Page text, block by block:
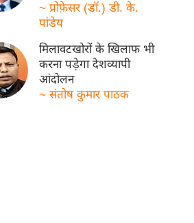
~ प्रोफ़ेसर (डॉ.) डी. के.
पांडेय
मिलावटखोरों के खिलाफ भी
करना पड़ेगा देशव्यापी
आंदोलन
~ संतोष कुमार पाठक